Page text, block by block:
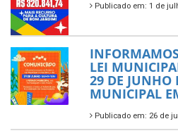
Publicado em: 1 de
LEI
29 DE JUNHO
MUNICIPAL
Publicado em: 26 de